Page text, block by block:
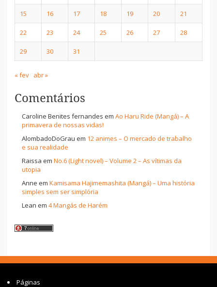
15 16 17 18 19 20 21
22 23 24 25 26 27 28
29 30 31
« fev abr »
Comentários
Caroline Benites fernandes em Ao Haru Ride (Mangá) – A
primavera de nossas vidas!
AlombadoDoGrau em 12 animes – O mercado de trabalho
e sua realidade
Raissa em No.6 (Light novel) – Volume 2 – As vítimas da
utopia
Anne em Kamisama Hajimemashita (Mangá) – Uma história
simples sem ser simplória
Lean em 4 Mangás de Harém
Páginas